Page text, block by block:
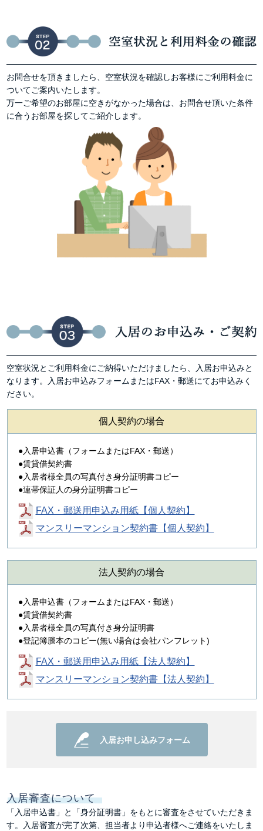
お問合せを頂きましたら、空室状況を確認しお客様にご利用料金に
ついてご案内いたします。
万一ご希望のお部屋に空きがなかった場合は、お問合せ頂いた条件
に合うお部屋を探してご紹介します。
空室状況とご利用料金にご納得いただけましたら、入居お申込みと
なります。入居お申込みフォームまたはFAX・郵送にてお申込みく
ださい。
個人契約の場合
入居申込書（フォームまたはFAX・郵送）
賃貸借契約書
入居者様全員の写真付き身分証明書コピー
連帯保証人の身分証明書コピー
FAX・郵送用申込み用紙【個人契約】
マンスリーマンション契約書【個人契約】
法人契約の場合
入居申込書（フォームまたはFAX・郵送）
賃貸借契約書
入居者様全員の写真付き身分証明書
登記簿謄本のコピー(無い場合は会社パンフレット)
FAX・郵送用申込み用紙【法人契約】
マンスリーマンション契約書【法人契約】
入居お申し込みフォーム
入居審査について
「入居申込書」と「身分証明書」をもとに審査をさせていただきま
す。入居審査が完了次第、担当者より申込者様へご連絡をいたしま